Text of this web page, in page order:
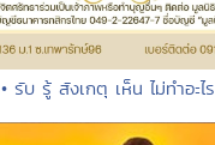
• รับ รู้ สังเกตุ เห็น ไม่ทำอะไร